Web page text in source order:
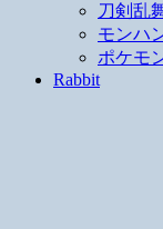
刀剣乱
モンハ
ポケモ
Rabbit